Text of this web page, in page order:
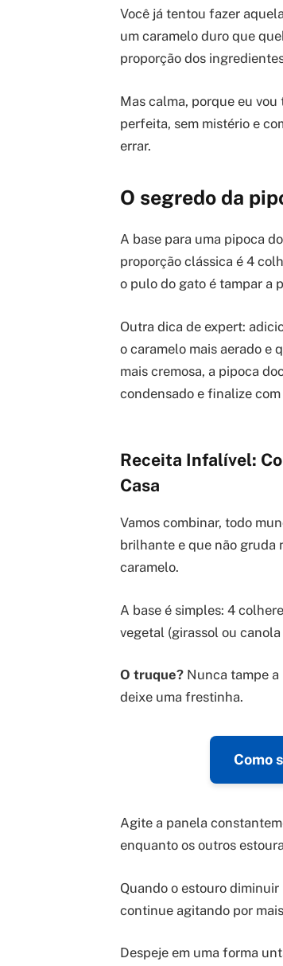
Você já tentou fazer
um caramelo duro que
proporção dos
Mas calma, porque eu
perfeita, sem mistério e
errar.
O segredo da
A base para uma pipoca
proporção clássica é 4
o pulo do gato é tampar a
Outra dica de expert:
o caramelo mais aerado e
mais cremosa, a pipoca
condensado e finalize
Receita Infalível:
Casa
Vamos combinar, todo
brilhante e que não gruda
caramelo.
A base é simples: 4
vegetal (girassol ou
O truque? Nunca tampe a
deixe uma frestinha.
Como
Agite a panela
enquanto os outros
Quando o estouro
continue agitando por
Despeje em uma forma